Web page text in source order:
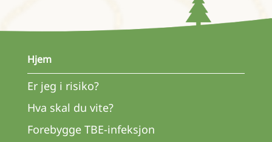
Hjem
Er jeg i risiko?
Hva skal du vite?
Forebygge TBE-infeksjon